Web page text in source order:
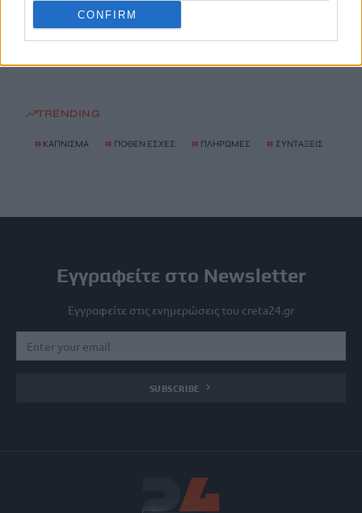
CONFIRM
ΔΕΕΠ (ΝΟΔΕ) Ηρακλείου: Με έργα η κυβέρνηση Μητσοτάκη
οδηγεί την Κρήτη στο μέλλον
TRENDING
# ΚΑΠΝΙΣΜΑ # ΠΟΘΕΝ ΕΣΧΕΣ # ΠΛΗΡΩΜΕΣ # ΣΥΝΤΑΞΕΙΣ
Εγγραφείτε στο Newsletter
Εγγραφείτε στις ενημερώσεις του creta24.gr
SUBSCRIBE